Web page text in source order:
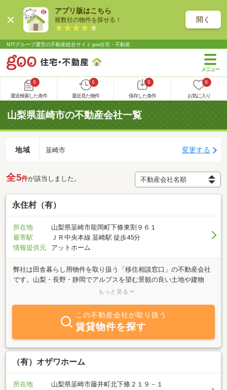
アプリ版はこちら
複数社の物件を探せる！ 開く
NTTグループ運営の不動産総合サイト goo住宅・不動産
0
最近検索した条件
0
最近見た物件
0
保存した条件
0
お気に入り
山梨県韮崎市の不動産会社一覧
地域 韮崎市 変更する
全5件が該当しました。
永住村（有）
所在地
山梨県韮崎市龍岡町下條東割９６１
最寄駅
ＪＲ中央本線 韮崎駅 徒歩45分
情報提供元
アットホーム
弊社は田舎暮らし用物件を取り扱う「移住相談窓口」の不動産会社
です。山梨・長野・静岡でアルプスを望む景観の良い土地や建物
（古民家、民家、別荘）のご紹介とオリジナル「永住村ハウス」を
お任せ下さい。尚、上記の田舎物件は下記の永住村・ホームページ
をクリックしてご覧下さい。永住村は昭和年代に創業した地元の農
業兼業の田舎暮らし物件・専門店です田舎暮らしに関する物件は何
なりとお申し付け下さい。全力でお応え致します。
もっと見る
この不動産会社が取り扱う
賃貸物件を探す
（有）オザワホーム
所在地
山梨県韮崎市藤井町北下條２１９－１